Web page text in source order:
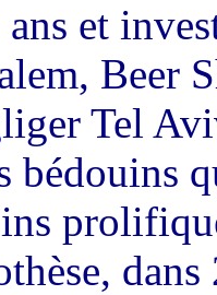
et
Beer
Tel
bédouins